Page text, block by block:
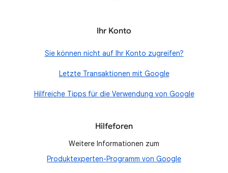
Ihr Konto
Sie können nicht auf Ihr Konto zugreifen?
Letzte Transaktionen mit Google
Hilfreiche Tipps für die Verwendung von Google
Hilfeforen
Weitere Informationen zum
Produktexperten-Programm von Google